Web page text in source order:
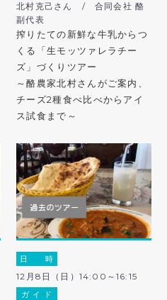
北村克己さん / 合同会社 酪
副代表
搾りたての新鮮な牛乳からつ
くる「生モッツァレラチー
ズ」づくりツアー
～酪農家北村さんがご案内、
チーズ2種食べ比べからアイ
ス試食まで～
日 時
12月8日（日）14:00～16:15
ガ イ ド